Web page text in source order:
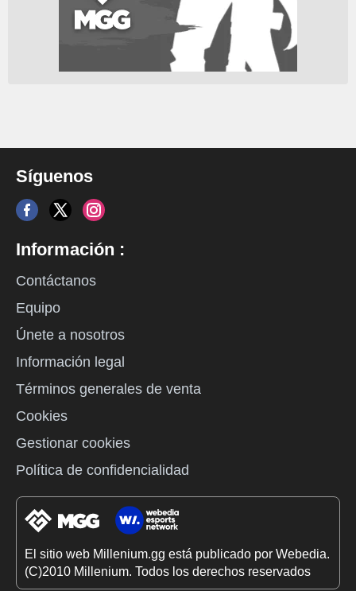
Síguenos
Información :
Contáctanos
Equipo
Únete a nosotros
Información legal
Términos generales de venta
Cookies
Gestionar cookies
Política de confidencialidad
El sitio web Millenium.gg está publicado por Webedia.
(C)2010 Millenium. Todos los derechos reservados